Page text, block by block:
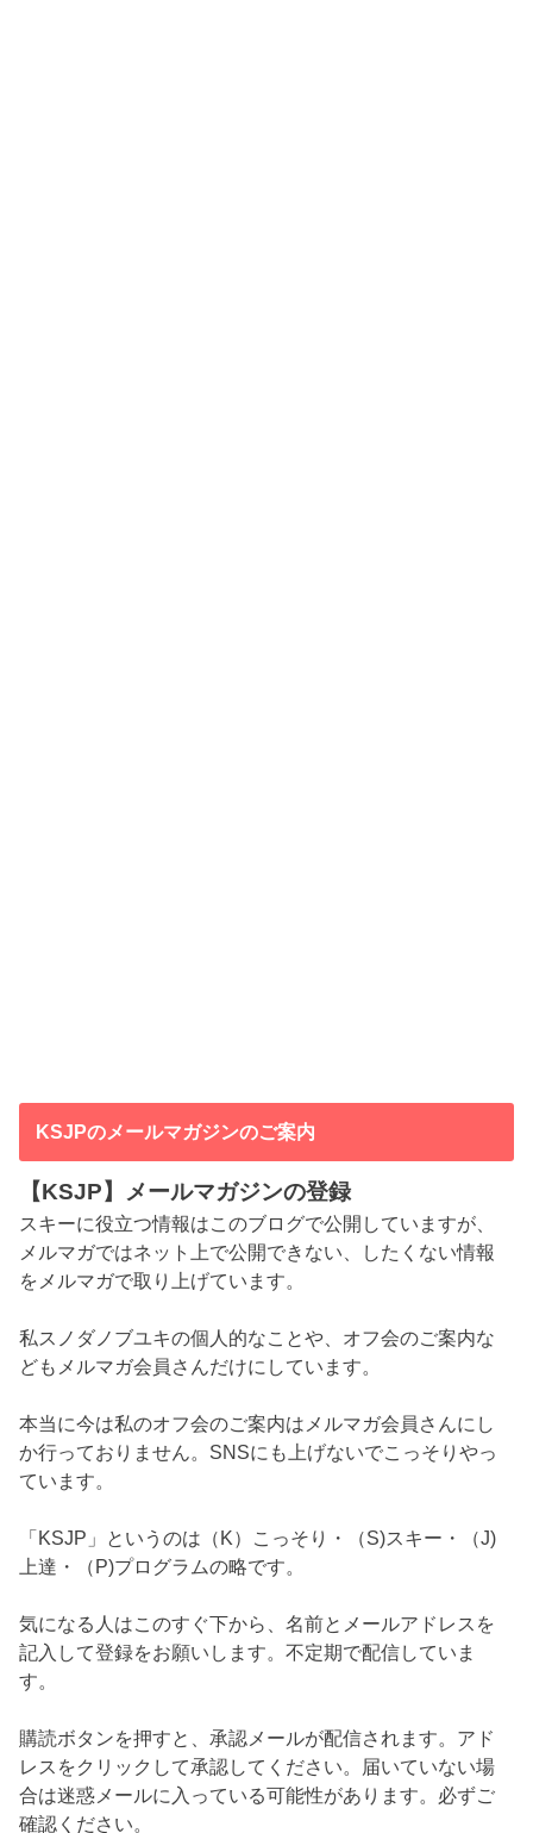
KSJPのメールマガジンのご案内
【KSJP】メールマガジンの登録
スキーに役立つ情報はこのブログで公開していますが、
メルマガではネット上で公開できない、したくない情報
をメルマガで取り上げています。
私スノダノブユキの個人的なことや、オフ会のご案内な
どもメルマガ会員さんだけにしています。
本当に今は私のオフ会のご案内はメルマガ会員さんにし
か行っておりません。SNSにも上げないでこっそりやっ
ています。
「KSJP」というのは（K）こっそり・（S)スキー・（J)
上達・（P)プログラムの略です。
気になる人はこのすぐ下から、名前とメールアドレスを
記入して登録をお願いします。不定期で配信していま
す。
購読ボタンを押すと、承認メールが配信されます。アド
レスをクリックして承認してください。届いていない場
合は迷惑メールに入っている可能性があります。必ずご
確認ください。